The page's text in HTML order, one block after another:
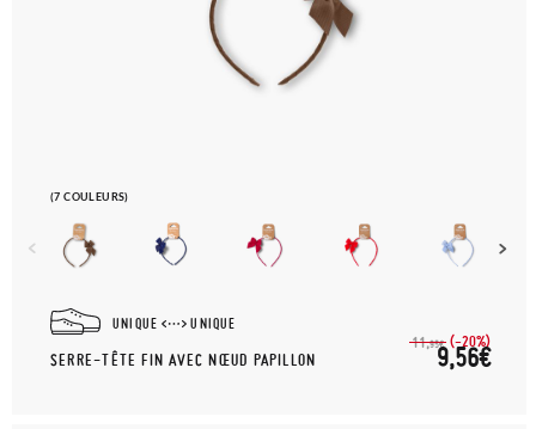
(7 COULEURS)
UNIQUE UNIQUE
SERRE-TÊTE FIN AVEC NŒUD PAPILLON
11,95€ (-20%)
9,56€